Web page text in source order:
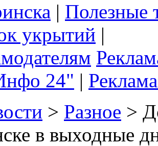
| Полезные
укрытий |
24" |
> Разное >
в выходные